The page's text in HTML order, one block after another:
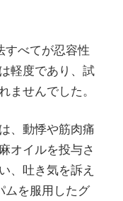
すべてが忍容性
軽度であり、試
ませんでした。
、動悸や筋肉痛
オイルを投与さ
、吐き気を訴え
ムを服用したグ